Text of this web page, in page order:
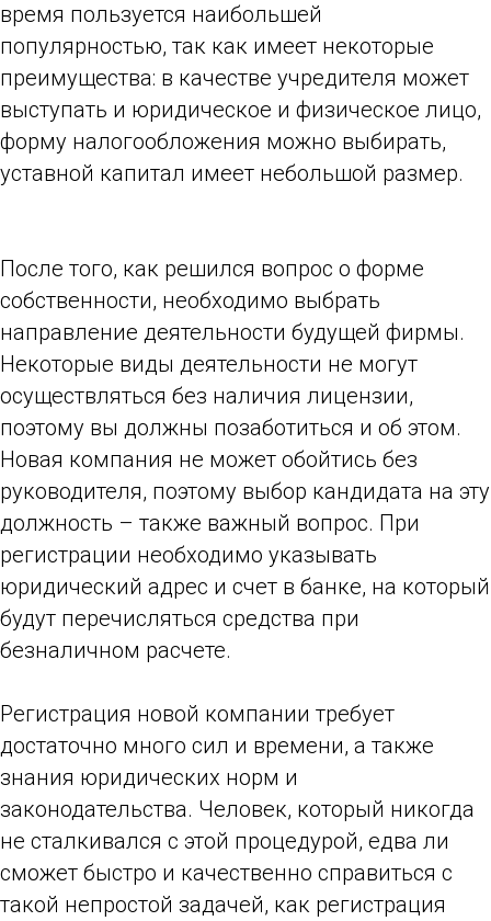
время пользуется наибольшей
популярностью, так как имеет некоторые
преимущества: в качестве учредителя может
выступать и юридическое и физическое лицо,
форму налогообложения можно выбирать,
уставной капитал имеет небольшой размер.
После того, как решился вопрос о форме
собственности, необходимо выбрать
направление деятельности будущей фирмы.
Некоторые виды деятельности не могут
осуществляться без наличия лицензии,
поэтому вы должны позаботиться и об этом.
Новая компания не может обойтись без
руководителя, поэтому выбор кандидата на эту
должность – также важный вопрос. При
регистрации необходимо указывать
юридический адрес и счет в банке, на который
будут перечисляться средства при
безналичном расчете.
Регистрация новой компании требует
достаточно много сил и времени, а также
знания юридических норм и
законодательства. Человек, который никогда
не сталкивался с этой процедурой, едва ли
сможет быстро и качественно справиться с
такой непростой задачей, как регистрация